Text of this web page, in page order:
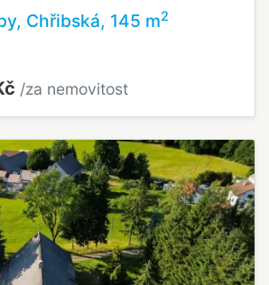
Chřibská, 145 m2
/za nemovitost